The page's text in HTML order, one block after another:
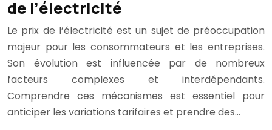
de l’électricité
Le prix de l’électricité est un sujet de préoccupation
majeur pour les consommateurs et les entreprises.
Son évolution est influencée par de nombreux
facteurs complexes et interdépendants.
Comprendre ces mécanismes est essentiel pour
anticiper les variations tarifaires et prendre des…